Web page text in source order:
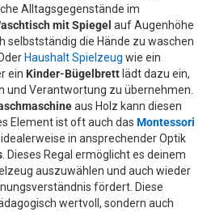
Alltagsgegenstände im
mit Spiegel auf Augenhöhe
selbstständig die Hände zu waschen
Haushalt Spielzeug wie ein
ein Kinder-Bügelbrett lädt dazu ein,
und Verantwortung zu übernehmen.
aus Holz kann diesen
Element ist oft auch das Montessori
idealerweise in ansprechender Optik
. Dieses Regal ermöglicht es deinem
auszuwählen und auch wieder
fördert. Diese
wertvoll, sondern auch